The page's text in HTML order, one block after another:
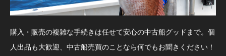
購入・販売の複雑な手続きは任せて安心の中古船グッドまで。個
人出品も大歓迎、中古船売買のことなら何でもお聞きください！